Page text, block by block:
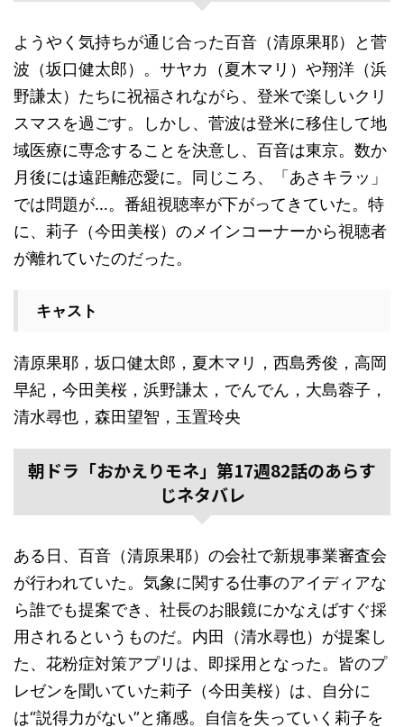
ようやく気持ちが通じ合った百音（清原果耶）と菅
波（坂口健太郎）。サヤカ（夏木マリ）や翔洋（浜
野謙太）たちに祝福されながら、登米で楽しいクリ
スマスを過ごす。しかし、菅波は登米に移住して地
域医療に専念することを決意し、百音は東京。数か
月後には遠距離恋愛に。同じころ、「あさキラッ」
では問題が…。番組視聴率が下がってきていた。特
に、莉子（今田美桜）のメインコーナーから視聴者
が離れていたのだった。
キャスト
清原果耶，坂口健太郎，夏木マリ，西島秀俊，高岡
早紀，今田美桜，浜野謙太，でんでん，大島蓉子，
清水尋也，森田望智，玉置玲央
朝ドラ「おかえりモネ」第17週82話のあらす
じネタバレ
ある日、百音（清原果耶）の会社で新規事業審査会
が行われていた。気象に関する仕事のアイディアな
ら誰でも提案でき、社長のお眼鏡にかなえばすぐ採
用されるというものだ。内田（清水尋也）が提案し
た、花粉症対策アプリは、即採用となった。皆のプ
レゼンを聞いていた莉子（今田美桜）は、自分に
は“説得力がない”と痛感。自信を失っていく莉子を